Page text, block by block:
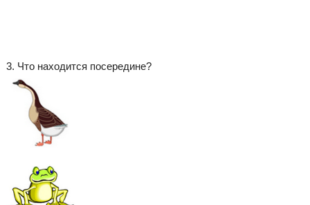
3. Что находится посередине?